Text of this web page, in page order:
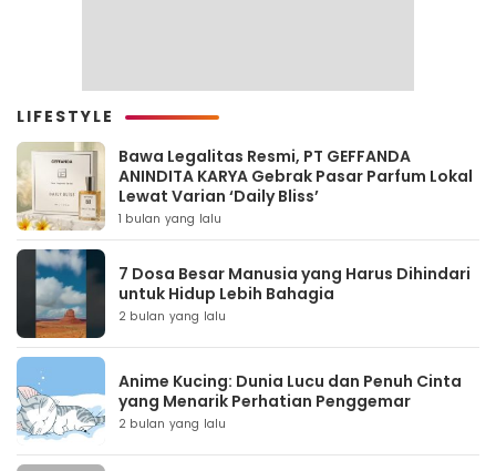
LIFESTYLE
Bawa Legalitas Resmi, PT GEFFANDA
ANINDITA KARYA Gebrak Pasar Parfum Lokal
Lewat Varian ‘Daily Bliss’
1 bulan yang lalu
7 Dosa Besar Manusia yang Harus Dihindari
untuk Hidup Lebih Bahagia
2 bulan yang lalu
Anime Kucing: Dunia Lucu dan Penuh Cinta
yang Menarik Perhatian Penggemar
2 bulan yang lalu